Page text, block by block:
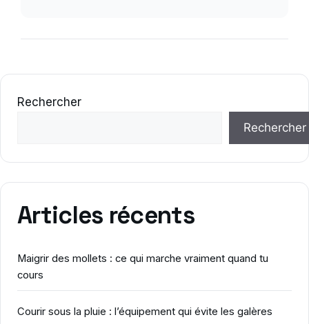
Rechercher
Rechercher
Articles récents
Maigrir des mollets : ce qui marche vraiment quand tu
cours
Courir sous la pluie : l’équipement qui évite les galères